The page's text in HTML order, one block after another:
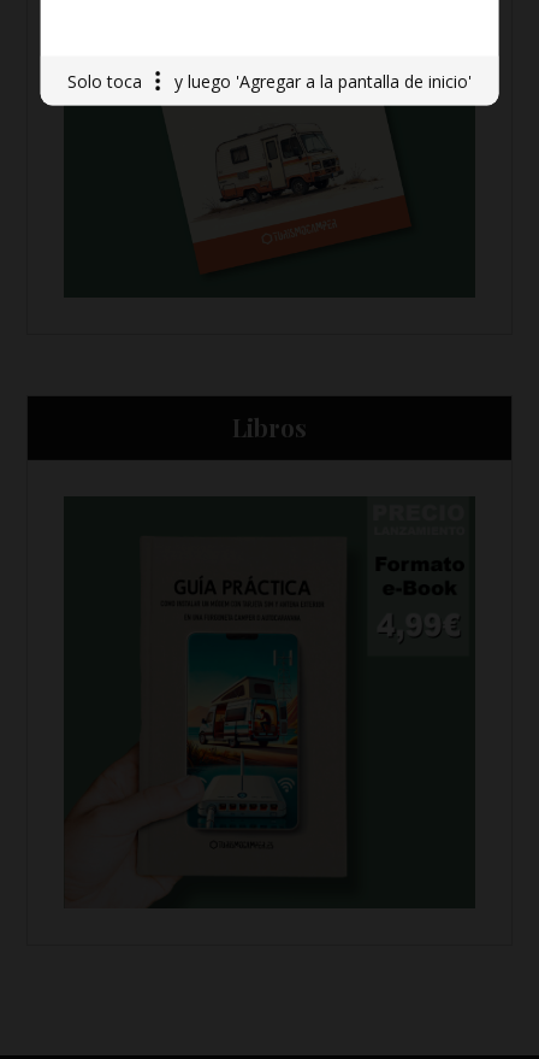
Solo toca y luego 'Agregar a la pantalla de inicio'
Libros